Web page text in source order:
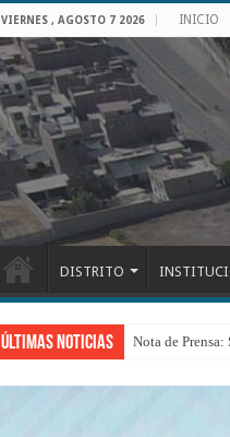
VIERNES , AGOSTO 7 2026 INICIO
DISTRITO
Últimas Noticias Nota de